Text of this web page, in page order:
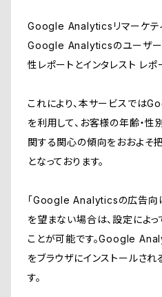
Google Analyticsリマーケテ
Google Analyticsのユーザー
性レポートとインタレスト レポ
これにより、本サービスで
を利用して、お客様の年齢・性
関する関心の傾向をおおよそ
となっております。
「Google Analyticsの広告向
を望まない場合は、設定によ
ことが可能です。Google
をブラウザにインストールさ
す。